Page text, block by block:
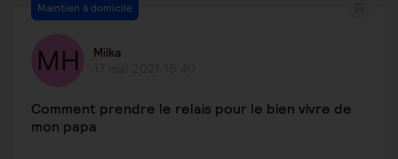
Maintien à domicile
Milka
Comment prendre le relais pour le bien vivre de
mon papa